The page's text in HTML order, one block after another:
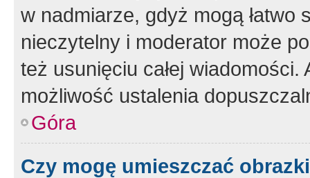
w nadmiarze, gdyż mogą
nieczytelny i moderator może
też usunięciu całej
możliwość ustalenia
Góra
Czy mogę umieszczać